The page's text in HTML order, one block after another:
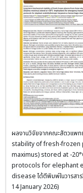
ผลงานวิจัยจากคณะสัตวแพ
stability of fresh-frozen
maximus) stored at -
protocols for elephant
disease ได้ตีพิมพ์ในวารสา
14 January 2026)